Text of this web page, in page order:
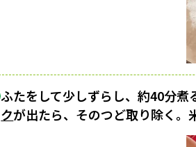
ふたをして少しずらし、約40分煮
クが出たら、そのつど取り除く。